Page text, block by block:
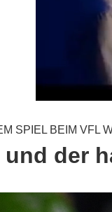
SPIEL BEIM VFL
der